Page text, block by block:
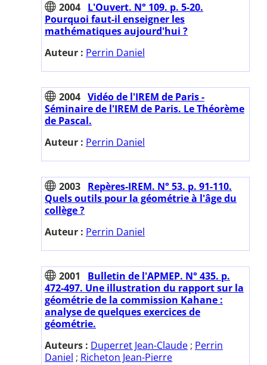
2004 L'Ouvert. N° 109. p. 5-20.
Pourquoi faut-il enseigner les
mathématiques aujourd'hui ?
Auteur : Perrin Daniel
2004 Vidéo de l'IREM de Paris -
Séminaire de l'IREM de Paris. Le Théorème
de Pascal.
Auteur : Perrin Daniel
2003 Repères-IREM. N° 53. p. 91-110.
Quels outils pour la géométrie à l'âge du
collège ?
Auteur : Perrin Daniel
2001
Bulletin de l'APMEP. N° 435. p.
472-497. Une illustration du rapport sur la
géométrie de la commission Kahane :
analyse de quelques exercices de
géométrie.
Auteurs : Duperret Jean-Claude ; Perrin
Daniel ; Richeton Jean-Pierre